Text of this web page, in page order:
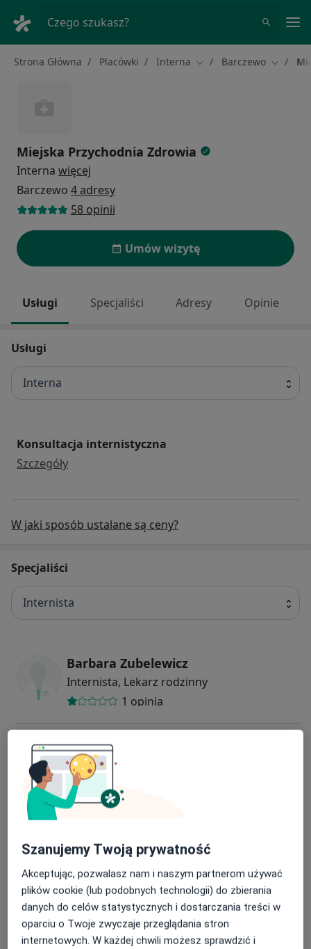
Czego szukasz?
Strona Główna Placówki Interna Zmień miasto
Barczewo Zmień
Miejska Przychodnia Zdrowia
Interna więcej
Barczewo 4 adresy
58 opinii
Umów wizytę
Usługi Specjaliści Adresy Opinie
Usługi
Interna
Konsultacja internistyczna
Szczegółykonsultacja internistyczna
W jaki sposób ustalane są ceny?
Specjaliści
Internista
Barbara Zubelewicz
Internista, Lekarz rodzinny
1 opinia
Agata Joanna Plawgo
Krystyna Urszula Hoffmann-Ewko
Internista, Lekarz rodzinny
6 opinii
Szanujemy Twoją prywatność
Akceptując, pozwalasz nam i naszym partnerom używać
plików cookie (lub podobnych technologii) do zbierania
danych do celów statystycznych i dostarczania treści w
oparciu o Twoje zwyczaje przeglądania stron
internetowych. W każdej chwili możesz sprawdzić i